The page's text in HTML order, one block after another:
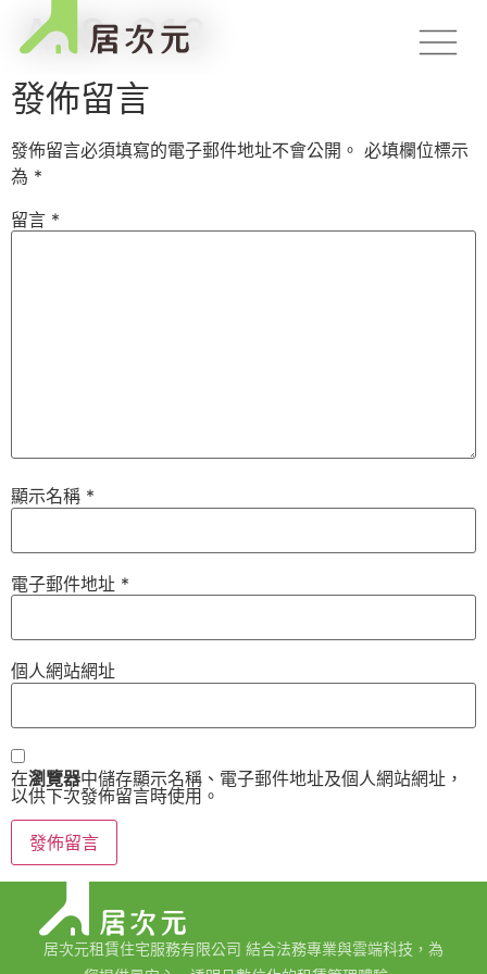
A28-C13
發佈留言
發佈留言必須填寫的電子郵件地址不會公開。 必填欄位標示
為 *
留言 *
顯示名稱 *
電子郵件地址 *
個人網站網址
在瀏覽器中儲存顯示名稱、電子郵件地址及個人網站網址，
以供下次發佈留言時使用。
居次元租賃住宅服務有限公司 結合法務專業與雲端科技，為